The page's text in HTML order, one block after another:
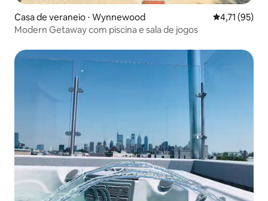
Casa de veraneio ⋅ Wynnewood 4,71 de uma
4,71 (95)
Modern Getaway com piscina e sala de jogos